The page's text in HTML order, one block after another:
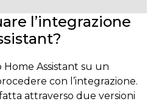
l’integrazione
Assistant su un
con l’integrazione.
attraverso due versioni